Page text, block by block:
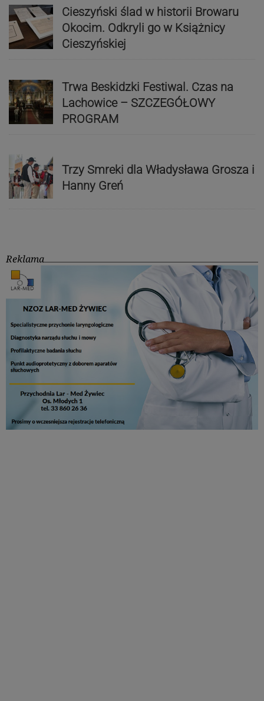
Cieszyński ślad w historii Browaru
Okocim. Odkryli go w Książnicy
Cieszyńskiej
Trwa Beskidzki Festiwal. Czas na
Lachowice – SZCZEGÓŁOWY
PROGRAM
Trzy Smreki dla Władysława Grosza i
Hanny Greń
Reklama